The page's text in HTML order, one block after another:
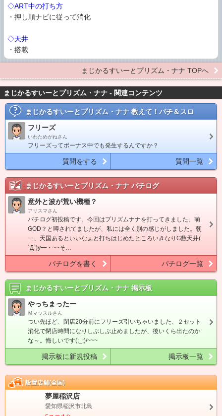
◇ART中の打ち方
・押し順ナビに従って消化
◇天井
・搭載
まじかるすいーとプリズム・ナナ TOPへ
まじかるすいーとプリズム・ナナ - 関連コンテンツ
まじかるすいーとプリズム・ナナ教えて！パチ＆スロ
フリーズ
いわためがねさん
フリーズってボーナス中でも発生するんですか？
質問をする 質問一覧
まじかるすいーとプリズム・ナナパチログ
意外と波が荒い機種？
アリスマさん
パチログ初投稿です。今回はプリズムナナを打ってきました。萌
GOD？と噂されてましたが、私には全く別の感じがしました。朝
一、天国あるといいなぁと打ちはじめたところいきなりG数天井(
´Д`)y━・~~そ…
パチログを書く パチログ一覧
まじかるすいーとプリズム・ナナ 掲示板
やっちまったー
Ｍマッスルさん
つい先ほど、閉店20分前にフリーズ引いちゃいました、２セット
消化で閉店時間になりしぶしぶ止めましたが、後いくら出たのか
な～。悔しいです(;_;)/~~~
掲示板に新規投稿 掲示板一覧
設置店舗(全国)
夢屋稲沢店
愛知県稲沢市北島